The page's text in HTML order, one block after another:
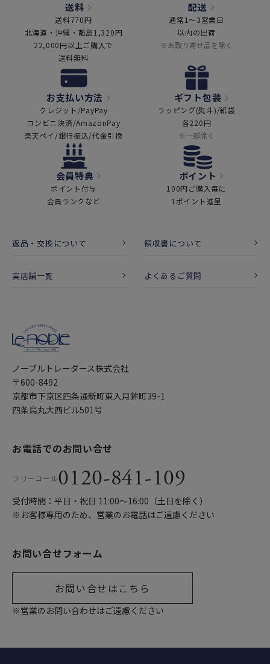
送料
送料770円
北海道・沖縄・離島1,320円
22,000円以上ご購入で
送料無料
配送
通常1～3営業日
以内の出荷
※お取り寄せ品を除く
お支払い方法
クレジット/PayPay
コンビニ決済/AmazonPay
楽天ペイ/銀行振込/代金引換
ギフト包装
ラッピング(熨斗)/紙袋
各220円
※一部除く
会員特典
ポイント付与
会員ランクなど
ポイント
100円ご購入毎に
1ポイント進呈
返品・交換について 領収書について
実店舗一覧 よくあるご質問
ノーブルトレーダース株式会社
〒600-8492
京都市下京区四条通新町東入月鉾町39-1
四条烏丸大西ビル501号
お電話でのお問い合せ
フリーコール0120-841-109
受付時間：平日・祝日 11:00〜16:00（土日を除く）
※お客様専用のため、営業のお電話はご遠慮ください
お問い合せフォーム
お問い合せはこちら
※営業のお問い合わせはご遠慮ください